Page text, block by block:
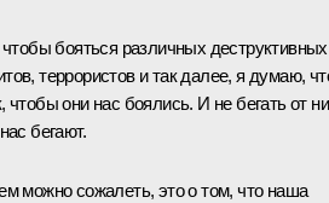
чтобы бояться различных деструктивных
террористов и так далее, я думаю,
чтобы они нас боялись. И не бегать от
бегают.
можно сожалеть, это о том, что наша